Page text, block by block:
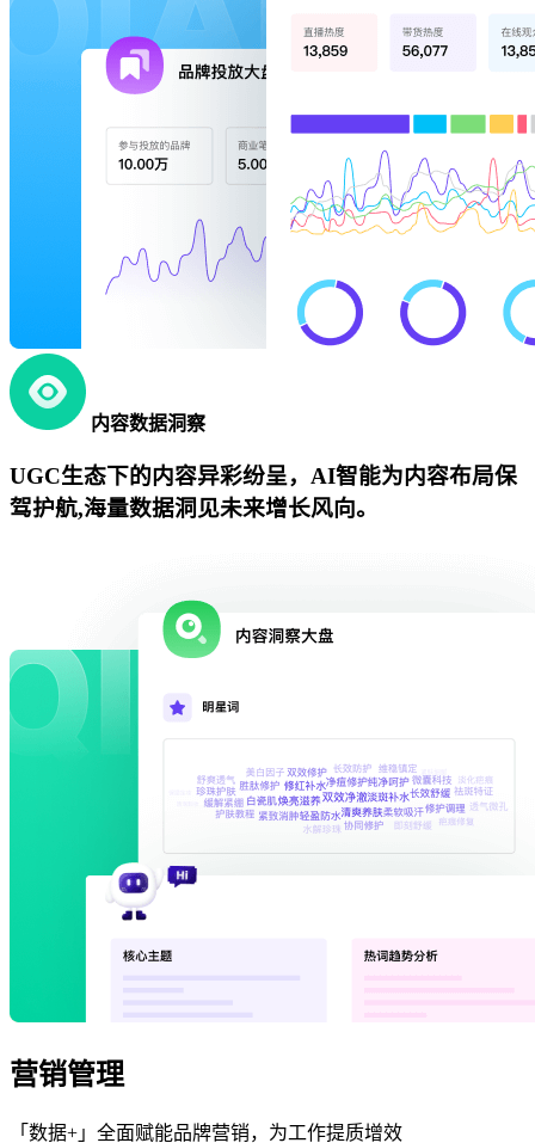
内容数据洞察
UGC生态下的内容异彩纷呈，AI智能为内容布局保
驾护航,海量数据洞见未来增长风向。
营销管理
「数据+」全面赋能品牌营销，为工作提质增效